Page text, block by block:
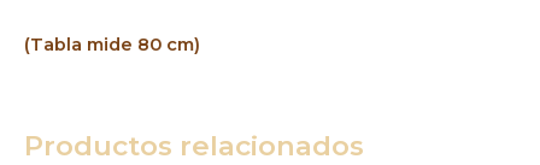
(Tabla mide 80 cm)
Productos relacionados